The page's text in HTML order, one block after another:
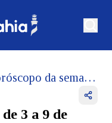
Horóscopo da semana: de 3 a 9 de outubro - da Lua Crescente para a Cheia
3 a 9 de